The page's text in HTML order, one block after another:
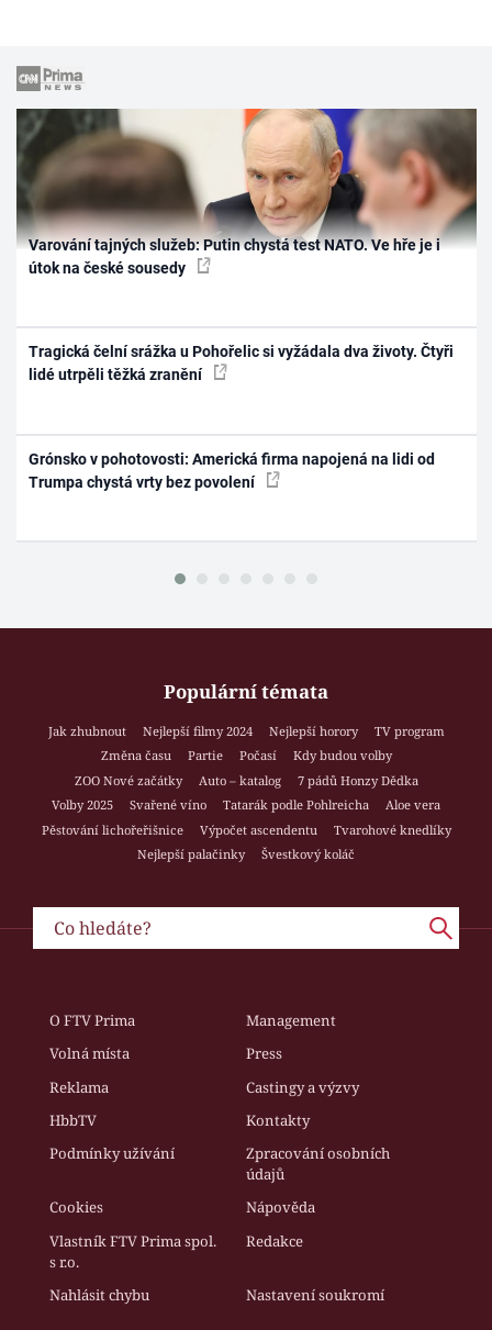
Varování tajných služeb: Putin chystá test NATO. Ve hře je i
útok na české sousedy
Tragická čelní srážka u Pohořelic si vyžádala dva životy. Čtyři
lidé utrpěli těžká zranění
Grónsko v pohotovosti: Americká firma napojená na lidi od
Trumpa chystá vrty bez povolení
Populární témata
Jak zhubnout Nejlepší filmy 2024 Nejlepší horory
TV program
Změna času
Partie Počasí
Kdy budou volby
ZOO Nové začátky
Auto – katalog
7 pádů Honzy Dědka
Volby 2025
Svařené víno Tatarák podle Pohlreicha
Aloe vera
Pěstování lichořeřišnice
Výpočet ascendentu
Tvarohové knedlíky
Nejlepší palačinky
Švestkový koláč
O FTV Prima
Management
Volná místa
Press
Reklama
Castingy a výzvy
HbbTV
Kontakty
Podmínky užívání
Zpracování osobních
údajů
Cookies
Nápověda
Vlastník FTV Prima spol.
s r.o.
Redakce
Nahlásit chybu Nastavení soukromí